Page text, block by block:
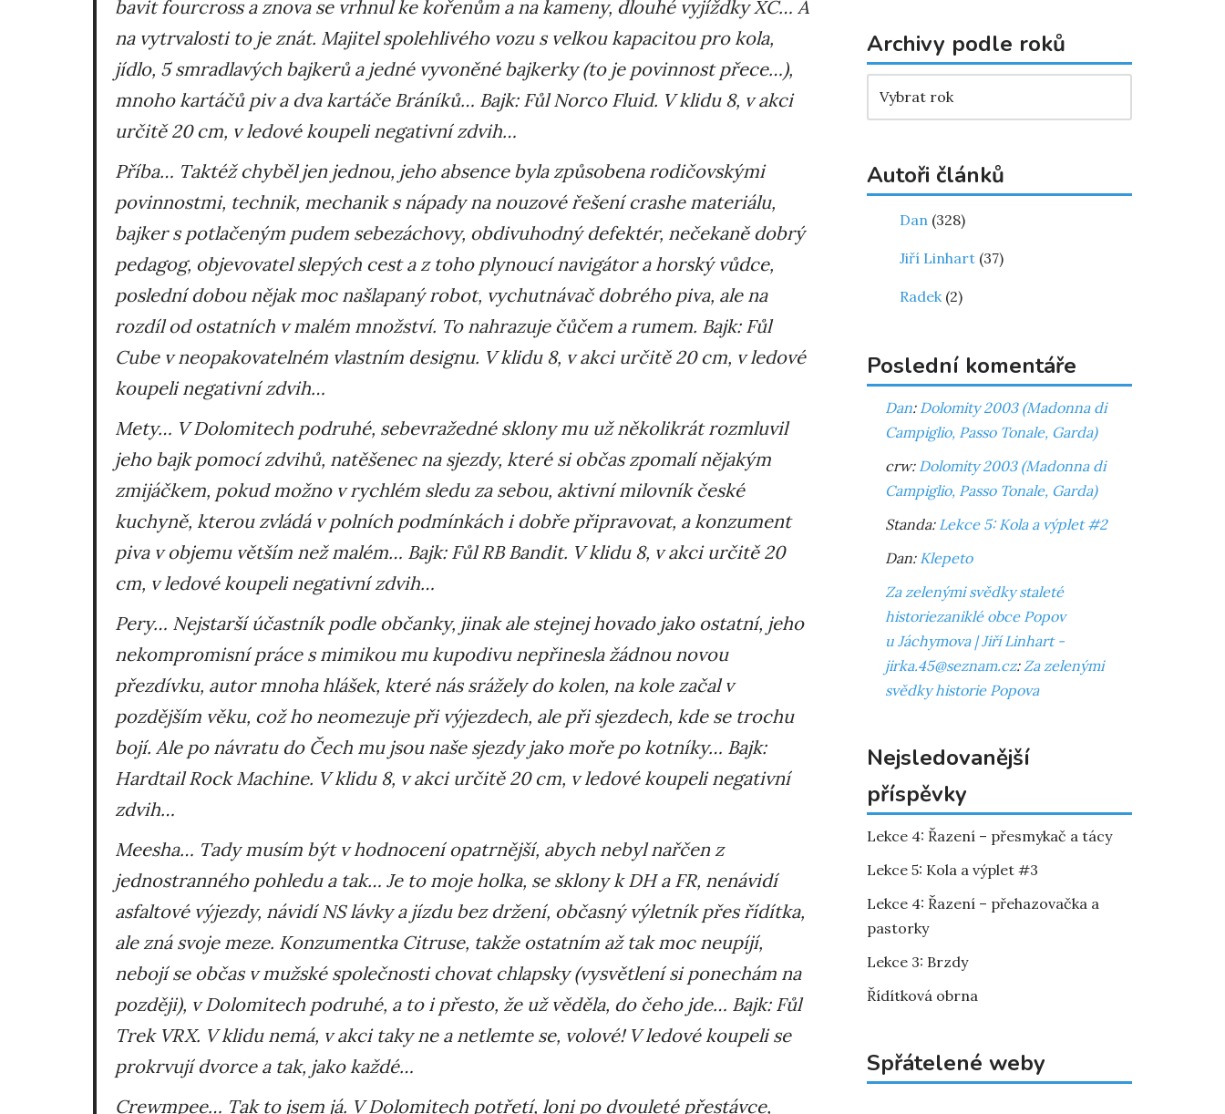
bavit fourcross a znova se vrhnul ke kořenům a na kameny, dlouhé vyjíždky XC… A
na vytrvalosti to je znát. Majitel spolehlivého vozu s velkou kapacitou pro kola,
jídlo, 5 smradlavých bajkerů a jedné vyvoněné bajkerky (to je povinnost přece…),
mnoho kartáčů piv a dva kartáče Bráníků… Bajk: Fůl Norco Fluid. V klidu 8, v akci
určitě 20 cm, v ledové koupeli negativní zdvih…
Příba… Taktéž chyběl jen jednou, jeho absence byla způsobena rodičovskými
povinnostmi, technik, mechanik s nápady na nouzové řešení crashe materiálu,
bajker s potlačeným pudem sebezáchovy, obdivuhodný defektér, nečekaně dobrý
pedagog, objevovatel slepých cest a z toho plynoucí navigátor a horský vůdce,
poslední dobou nějak moc našlapaný robot, vychutnávač dobrého piva, ale na
rozdíl od ostatních v malém množství. To nahrazuje čůčem a rumem. Bajk: Fůl
Cube v neopakovatelném vlastním designu. V klidu 8, v akci určitě 20 cm, v ledové
koupeli negativní zdvih…
Mety… V Dolomitech podruhé, sebevražedné sklony mu už několikrát rozmluvil
jeho bajk pomocí zdvihů, natěšenec na sjezdy, které si občas zpomalí nějakým
zmijáčkem, pokud možno v rychlém sledu za sebou, aktivní milovník české
kuchyně, kterou zvládá v polních podmínkách i dobře připravovat, a konzument
piva v objemu větším než malém… Bajk: Fůl RB Bandit. V klidu 8, v akci určitě 20
cm, v ledové koupeli negativní zdvih…
Pery… Nejstarší účastník podle občanky, jinak ale stejnej hovado jako ostatní, jeho
nekompromisní práce s mimikou mu kupodivu nepřinesla žádnou novou
přezdívku, autor mnoha hlášek, které nás srážely do kolen, na kole začal v
pozdějším věku, což ho neomezuje při výjezdech, ale při sjezdech, kde se trochu
bojí. Ale po návratu do Čech mu jsou naše sjezdy jako moře po kotníky… Bajk:
Hardtail Rock Machine. V klidu 8, v akci určitě 20 cm, v ledové koupeli negativní
zdvih…
Meesha… Tady musím být v hodnocení opatrnější, abych nebyl nařčen z
jednostranného pohledu a tak… Je to moje holka, se sklony k DH a FR, nenávidí
asfaltové výjezdy, návidí NS lávky a jízdu bez držení, občasný výletník přes řídítka,
ale zná svoje meze. Konzumentka Citruse, takže ostatním až tak moc neupíjí,
nebojí se občas v mužské společnosti chovat chlapsky (vysvětlení si ponechám na
později), v Dolomitech podruhé, a to i přesto, že už věděla, do čeho jde… Bajk: Fůl
Trek VRX. V klidu nemá, v akci taky ne a netlemte se, volové! V ledové koupeli se
prokrvují dvorce a tak, jako každé…
Crewmpee… Tak to jsem já. V Dolomitech potřetí, loni po dvouleté přestávce,
Archivy podle roků
Autoři článků
Dan (328)
Jiří Linhart (37)
Radek(2)
Poslední komentáře
Dan: Dolomity 2003 (Madonna di
Campiglio, Passo Tonale, Garda)
crw: Dolomity 2003 (Madonna di
Campiglio, Passo Tonale, Garda)
Standa: Lekce 5: Kola a výplet #2
Dan: Klepeto
Za zelenými svědky staleté
historiezaniklé obce Popov
u Jáchymova | Jiří Linhart -
jirka.45@seznam.cz:Za zelenými
svědky historie Popova
Nejsledovanější
příspěvky
Lekce 4: Řazení – přesmykač a tácy
Lekce 5: Kola a výplet #3
Lekce 4: Řazení – přehazovačka a
pastorky
Lekce 3: Brzdy
Řídítková obrna
Spřátelené weby